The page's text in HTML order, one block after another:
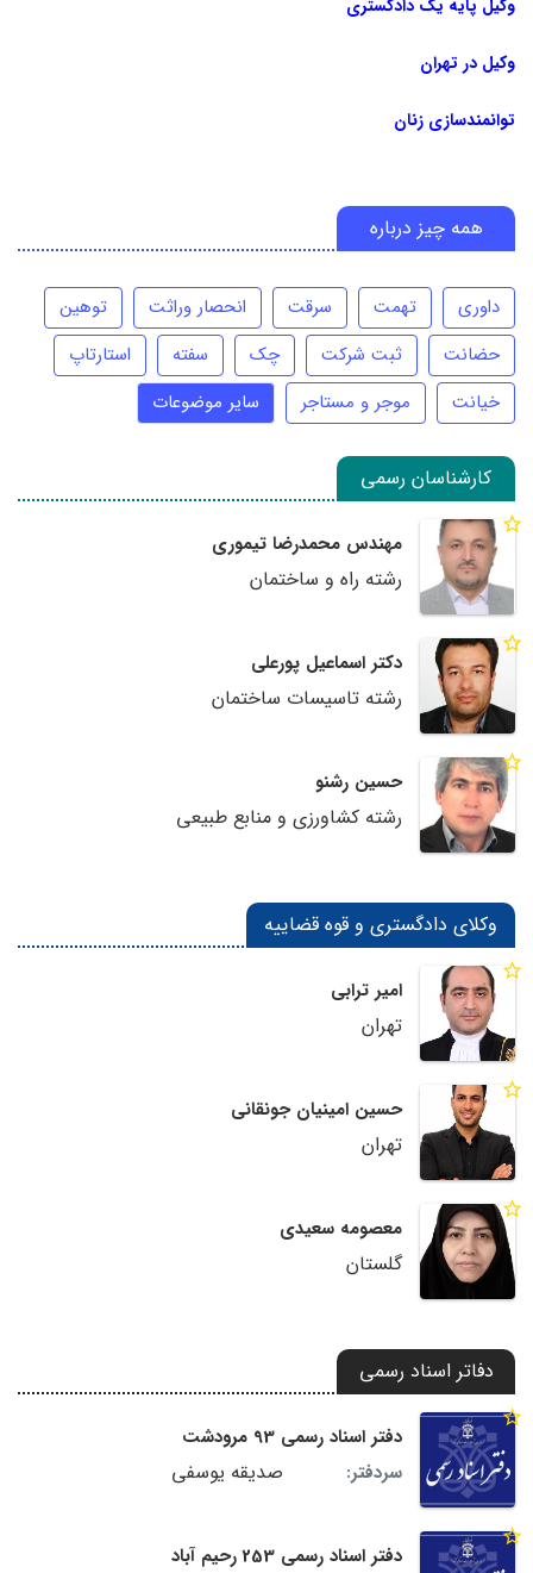
وکیل پایه یک دادگستری
وکیل در تهران
توانمندسازی زنان
همه چیز درباره
داوری تهمت سرقت انحصار وراثت
توهین
حضانت
ثبت شرکت چک سفته
استارتاپ
خیانت
موجر و مستاجر سایر موضوعات
کارشناسان رسمی
مهندس محمدرضا تیموری
رشته راه و ساختمان
دکتر اسماعیل پورعلی
رشته تاسیسات ساختمان
حسین رشنو
رشته کشاورزی و منابع طبیعی
وکلای دادگستری و قوه قضاییه
امیر ترابی
تهران
حسین امینیان جونقانی
تهران
معصومه سعیدی
گلستان
دفاتر اسناد رسمی
دفتر اسناد رسمی 93 مرودشت
سردفتر:
صدیقه یوسفی
دفتر اسناد رسمی 253 رحیم آباد